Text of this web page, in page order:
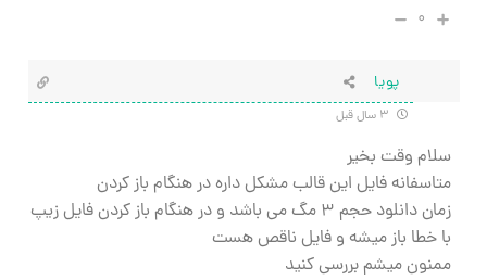
۰
پویا
سلام وقت بخیر
متاسفانه فایل این قالب مشکل داره در هنگام باز کردن
زمان دانلود حجم ۳ مگ می باشد و در هنگام باز کردن فایل زیپ
با خطا باز میشه و فایل ناقص هست
ممنون میشم بررسی کنید